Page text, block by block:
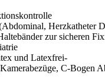
Herzkatheter
zur sicheren
und Latexfrei-
C-Bogen